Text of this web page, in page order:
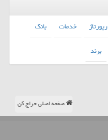
رپورتاژ خدمات
بانك
برند
صفحه اصلی حراج کن